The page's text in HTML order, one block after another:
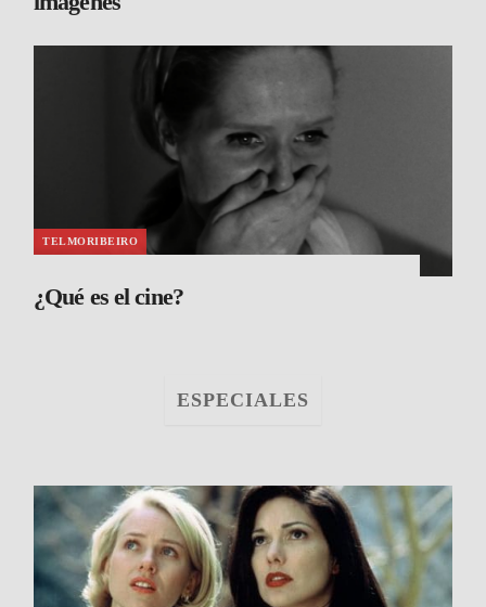
TELMORIBEIRO
¿Qué es el cine?
ESPECIALES